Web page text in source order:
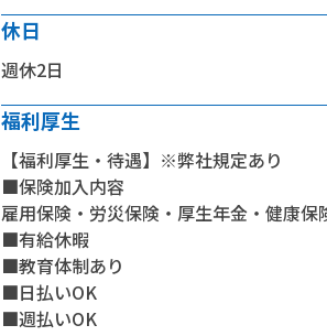
休日
週休2日
福利厚生
【福利厚生・待遇】※弊社規定あり
■保険加入内容
雇用保険・労災保険・厚生年金・健康保
■有給休暇
■教育体制あり
■日払いOK
■週払いOK